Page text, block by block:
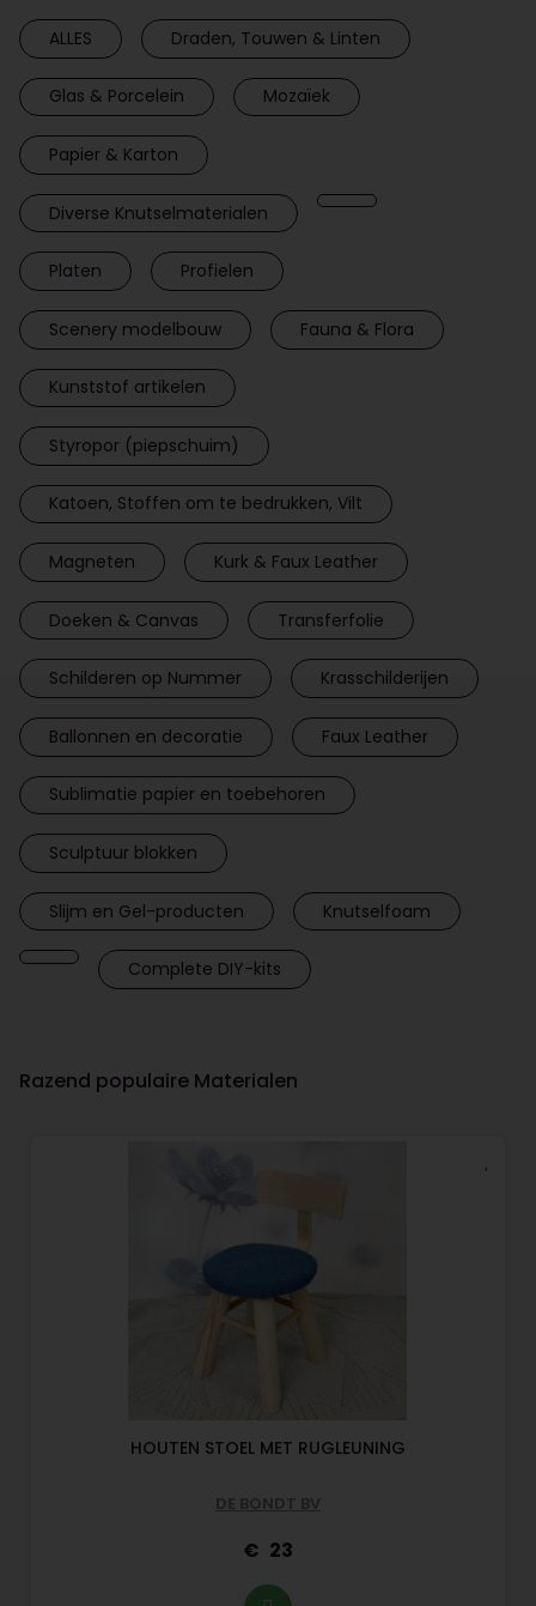
ALLES Draden, Touwen & Linten
Glas & Porcelein Mozaïek
Papier & Karton
Diverse Knutselmaterialen
Platen Profielen
Scenery modelbouw Fauna & Flora
Kunststof artikelen
Styropor (piepschuim)
Katoen, Stoffen om te bedrukken, Vilt
Magneten Kurk & Faux Leather
Doeken & Canvas Transferfolie
Schilderen op Nummer Krasschilderijen
Ballonnen en decoratie Faux Leather
Sublimatie papier en toebehoren
Sculptuur blokken
Slijm en Gel-producten Knutselfoam
Complete DIY-kits
Razend populaire Materialen
HOUTEN STOEL MET RUGLEUNING
DE BONDT BV
23